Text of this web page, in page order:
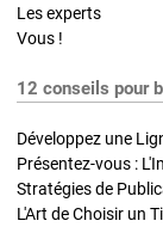
Les experts
Vous !
12 conseils pour
Développez une
Présentez-vous :
L'Art de Choisir un